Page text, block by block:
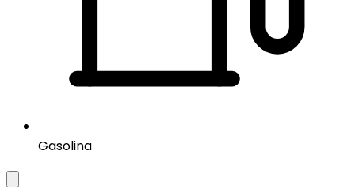
Gasolina